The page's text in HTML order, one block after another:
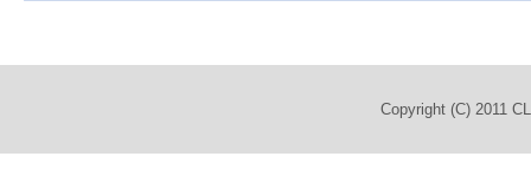
Copyright (C) 2011